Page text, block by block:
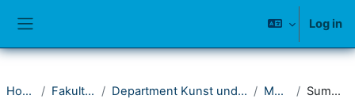
Log in
Home Fakultät II Department Kunst und Musik Musik Summary